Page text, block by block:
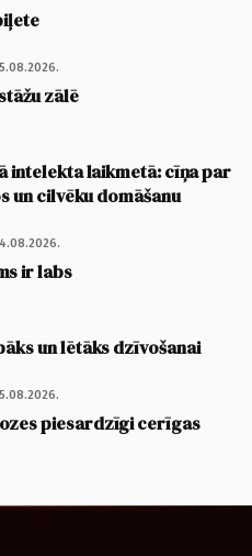
zālē
intelekta laikmetā: cīņa par
un cilvēku domāšanu
ir labs
un lētāks dzīvošanai
piesardzīgi cerīgas